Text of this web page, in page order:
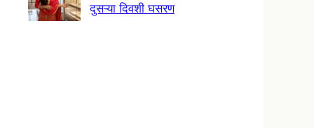
दुसऱ्या दिवशी घसरण